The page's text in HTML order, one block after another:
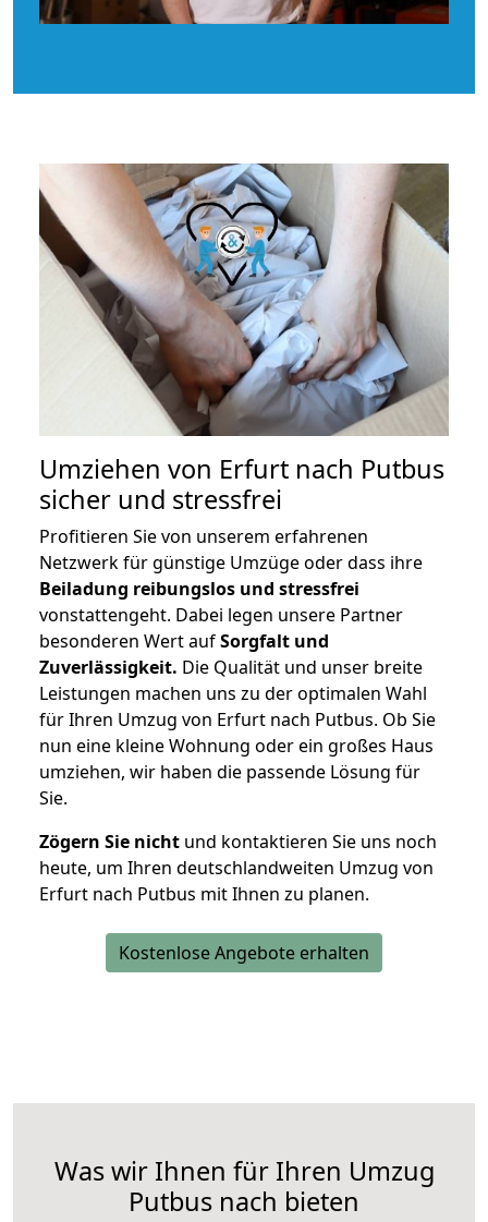
Umziehen von Erfurt nach Putbus
sicher und stressfrei
Profitieren Sie von unserem erfahrenen
Netzwerk für günstige Umzüge oder dass ihre
Beiladung reibungslos und stressfrei
vonstattengeht. Dabei legen unsere Partner
besonderen Wert aufSorgfalt und
Zuverlässigkeit. Die Qualität und unser breite
Leistungen machen uns zu der optimalen Wahl
für Ihren Umzug von Erfurt nach Putbus. Ob Sie
nun eine kleine Wohnung oder ein großes Haus
umziehen, wir haben die passende Lösung für
Sie.
Zögern Sie nicht und kontaktieren Sie uns noch
heute, um Ihren deutschlandweiten Umzug von
Erfurt nach Putbus mit Ihnen zu planen.
Kostenlose Angebote erhalten
Was wir Ihnen für Ihren Umzug
Putbus nach bieten